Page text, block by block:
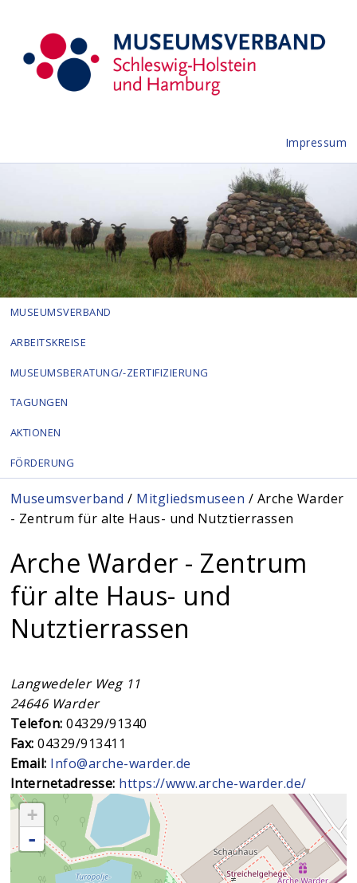
Impressum
MUSEUMSVERBAND
ARBEITSKREISE
MUSEUMSBERATUNG/-ZERTIFIZIERUNG
TAGUNGEN
AKTIONEN
FÖRDERUNG
Sie sind hier
Museumsverband / Mitgliedsmuseen / Arche Warder
- Zentrum für alte Haus- und Nutztierrassen
Arche Warder - Zentrum
für alte Haus- und
Nutztierrassen
Langwedeler Weg 11
24646 Warder
Telefon:04329/91340
Fax:04329/913411
Email: Info@arche-warder.de
Internetadresse: https://www.arche-warder.de/
+
-